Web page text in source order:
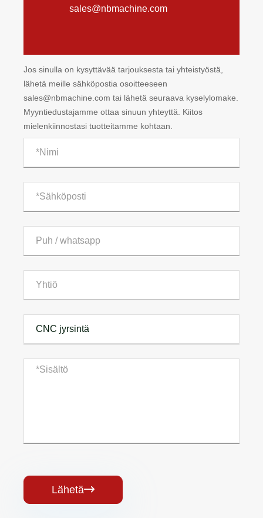
sales@nbmachine.com
Jos sinulla on kysyttävää tarjouksesta tai yhteistyöstä,
lähetä meille sähköpostia osoitteeseen
sales@nbmachine.com tai lähetä seuraava kyselylomake.
Myyntiedustajamme ottaa sinuun yhteyttä. Kiitos
mielenkiinnostasi tuotteitamme kohtaan.
Lähetä